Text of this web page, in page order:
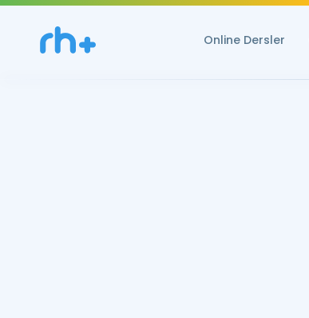
Online Dersler